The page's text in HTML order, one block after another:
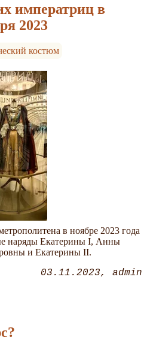
императриц в
2023
костюм
в ноябре 2023 года
наряды Екатерины I, Анны
и Екатерины ІІ.
03.11.2023 admin